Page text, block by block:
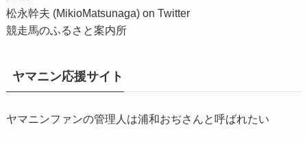
松永幹夫 (MikioMatsunaga) on Twitter
競走馬のふるさと案内所
ヤマニン応援サイト
ヤマニンファンの管理人は浦和おぢさんと呼ばれたい